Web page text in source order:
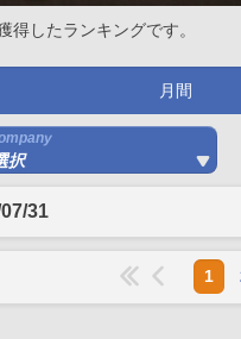
したランキングです。
月間
択
31
1